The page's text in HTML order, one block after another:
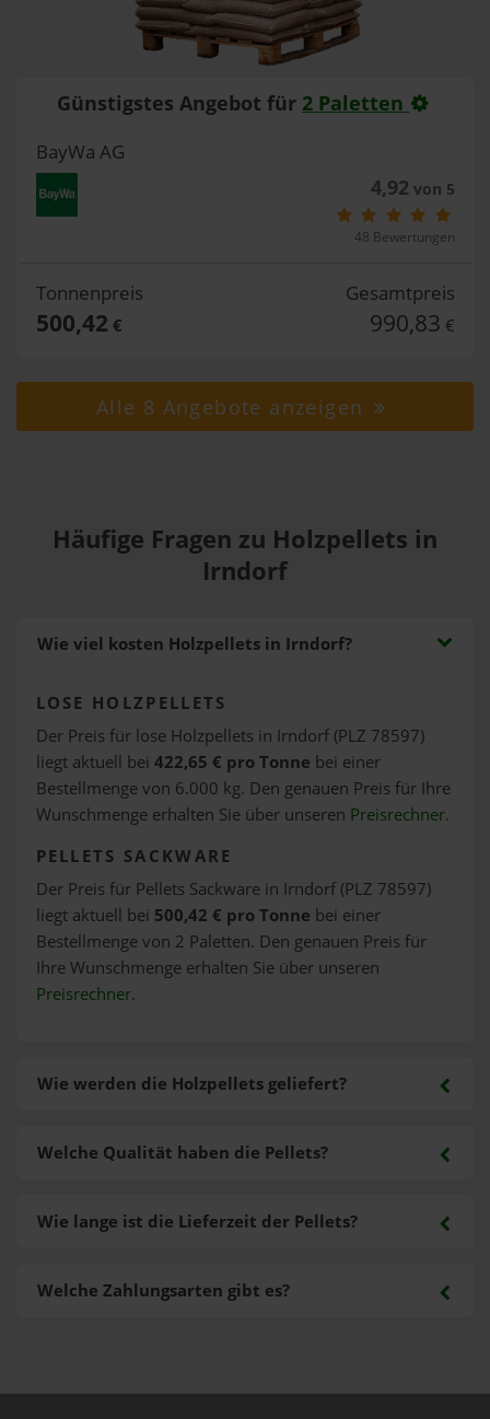
Günstigstes Angebot für 2 Paletten
BayWa AG
4,92von 5
48 Bewertungen
Tonnenpreis
500,42 €
Gesamtpreis
990,83 €
Alle 8 Angebote anzeigen
Häufige Fragen zu Holzpellets in
Irndorf
Wie viel kosten Holzpellets in Irndorf?
LOSE HOLZPELLETS
Der Preis für lose Holzpellets in Irndorf (PLZ 78597)
liegt aktuell bei 422,65 € pro Tonne bei einer
Bestellmenge von 6.000 kg. Den genauen Preis für Ihre
Wunschmenge erhalten Sie über unseren Preisrechner.
PELLETS SACKWARE
Der Preis für Pellets Sackware in Irndorf (PLZ 78597)
liegt aktuell bei 500,42 € pro Tonne bei einer
Bestellmenge von 2 Paletten. Den genauen Preis für
Ihre Wunschmenge erhalten Sie über unseren
Preisrechner.
Wie werden die Holzpellets geliefert?
Welche Zahlungsarten gibt es?
Welche Qualität haben die Pellets?
Wie lange ist die Lieferzeit der Pellets?